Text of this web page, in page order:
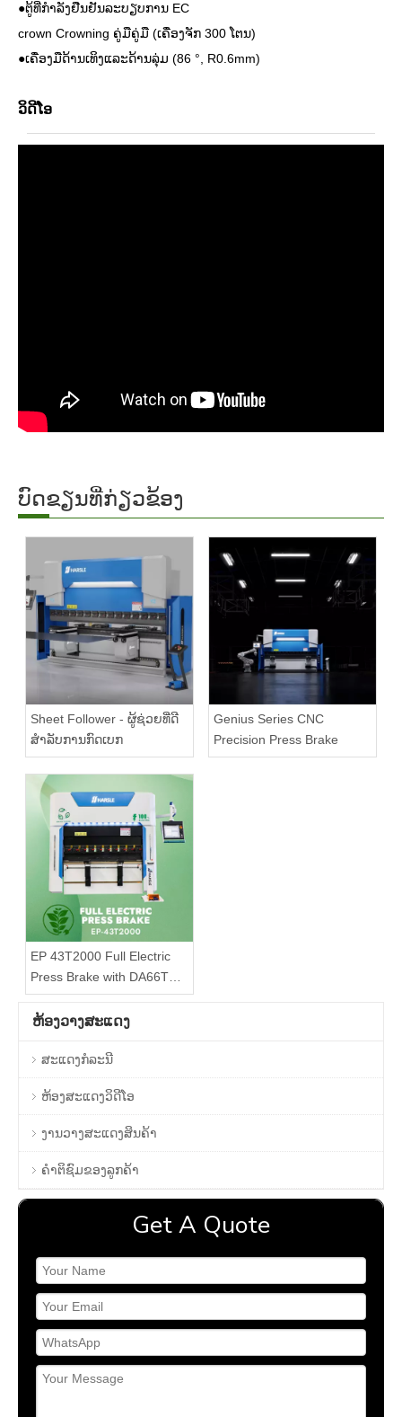
●ຕູ້ທີ່ກໍາລັງຢືນຢັນລະບຽບການ EC
crown Crowning ຄູ່ມືຄູ່ມື (ເຄື່ອງຈັກ 300 ໂຕນ)
●ເຄື່ອງມືດ້ານເທິງແລະດ້ານລຸ່ມ (86 °, R0.6mm)
ວິດີໂອ
ບົດຂຽນທີ່ກ່ຽວຂ້ອງ
Sheet Follower - ຜູ້ຊ່ວຍທີ່ດີ
ສໍາລັບການກົດເບກ
Genius Series CNC
Precision Press Brake
EP 43T2000 Full Electric
Press Brake with DA66T
Controller
ຫ້ອງວາງສະແດງ
ສະແດງກໍລະນີ
ຫ້ອງສະແດງວິດີໂອ
ງານວາງສະແດງສິນຄ້າ
ຄໍາຕິຊົມຂອງລູກຄ້າ
Get A Quote